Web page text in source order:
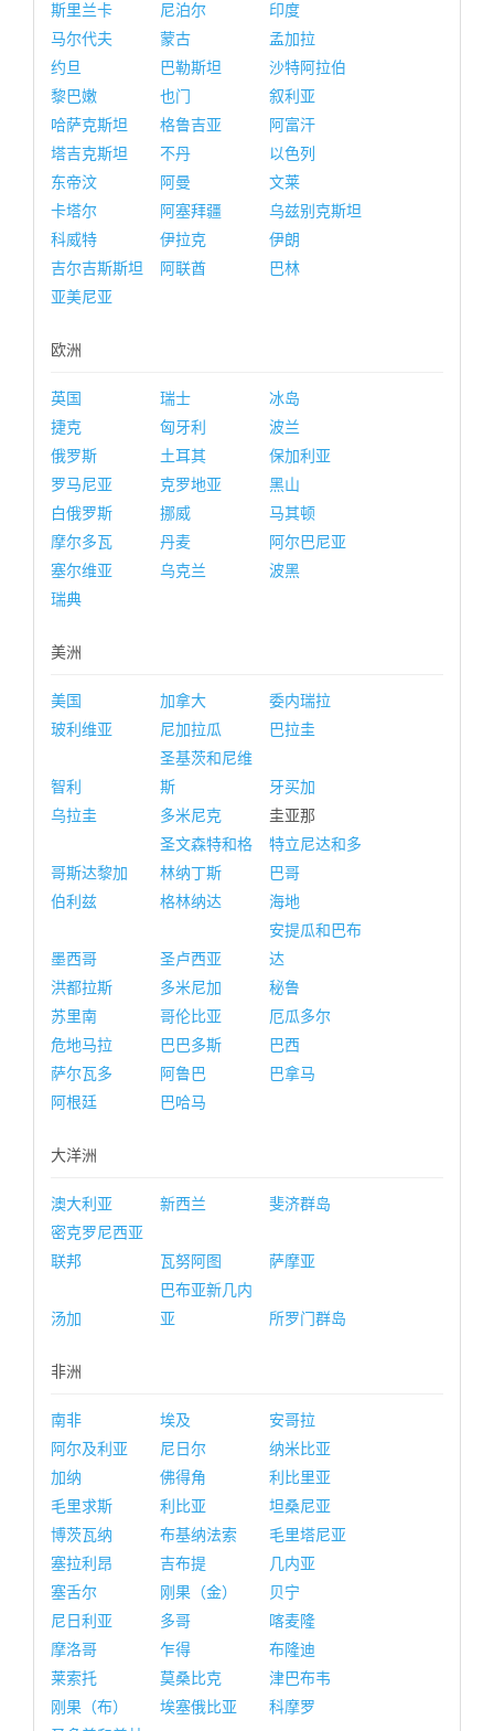
斯里兰卡
尼泊尔
印度
马尔代夫
蒙古
孟加拉
约旦
巴勒斯坦
沙特阿拉伯
黎巴嫩
也门
叙利亚
哈萨克斯坦
格鲁吉亚
阿富汗
塔吉克斯坦
不丹
以色列
东帝汶
阿曼
文莱
卡塔尔
阿塞拜疆
乌兹别克斯坦
科威特
伊拉克
伊朗
吉尔吉斯斯坦
阿联酋
巴林
亚美尼亚
欧洲
英国 瑞士
冰岛
捷克
匈牙利
波兰
俄罗斯
土耳其
保加利亚
罗马尼亚
克罗地亚
黑山
白俄罗斯
挪威
马其顿
摩尔多瓦
丹麦
阿尔巴尼亚
塞尔维亚
乌克兰
波黑
瑞典
美洲
美国 加拿大
委内瑞拉
玻利维亚
尼加拉瓜 巴拉圭
智利
圣基茨和尼维
斯
牙买加
乌拉圭
多米尼克 圭亚那
哥斯达黎加
圣文森特和格
林纳丁斯
特立尼达和多
巴哥
伯利兹
格林纳达 海地
墨西哥 圣卢西亚
安提瓜和巴布
达
洪都拉斯
多米尼加
秘鲁
苏里南
哥伦比亚
厄瓜多尔
危地马拉
巴巴多斯
巴西
萨尔瓦多
阿鲁巴
巴拿马
阿根廷
巴哈马
大洋洲
澳大利亚 新西兰
斐济群岛
密克罗尼西亚
联邦
瓦努阿图 萨摩亚
汤加
巴布亚新几内
亚
所罗门群岛
非洲
南非 埃及
安哥拉
阿尔及利亚
尼日尔
纳米比亚
加纳
佛得角
利比里亚
毛里求斯
利比亚
坦桑尼亚
博茨瓦纳
布基纳法索
毛里塔尼亚
塞拉利昂
吉布提
几内亚
塞舌尔
刚果（金）
贝宁
尼日利亚
多哥
喀麦隆
摩洛哥
乍得
布隆迪
莱索托
莫桑比克
津巴布韦
刚果（布）
埃塞俄比亚
科摩罗